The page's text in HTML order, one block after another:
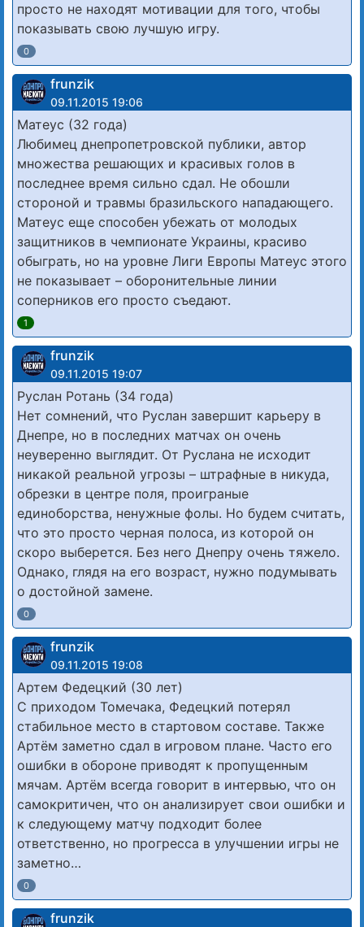
просто не находят мотивации для того, чтобы
показывать свою лучшую игру.
0
frunzik
09.11.2015 19:06
Матеус (32 года)
Любимец днепропетровской публики, автор
множества решающих и красивых голов в
последнее время сильно сдал. Не обошли
стороной и травмы бразильского нападающего.
Матеус еще способен убежать от молодых
защитников в чемпионате Украины, красиво
обыграть, но на уровне Лиги Европы Матеус этого
не показывает – оборонительные линии
соперников его просто съедают.
1
frunzik
09.11.2015 19:07
Руслан Ротань (34 года)
Нет сомнений, что Руслан завершит карьеру в
Днепре, но в последних матчах он очень
неуверенно выглядит. От Руслана не исходит
никакой реальной угрозы – штрафные в никуда,
обрезки в центре поля, проиграные
единоборства, ненужные фолы. Но будем считать,
что это просто черная полоса, из которой он
скоро выберется. Без него Днепру очень тяжело.
Однако, глядя на его возраст, нужно подумывать
о достойной замене.
0
frunzik
09.11.2015 19:08
Артем Федецкий (30 лет)
С приходом Томечака, Федецкий потерял
стабильное место в стартовом составе. Также
Артём заметно сдал в игровом плане. Часто его
ошибки в обороне приводят к пропущенным
мячам. Артём всегда говорит в интервью, что он
самокритичен, что он анализирует свои ошибки и
к следующему матчу подходит более
ответственно, но прогресса в улучшении игры не
заметно…
0
frunzik